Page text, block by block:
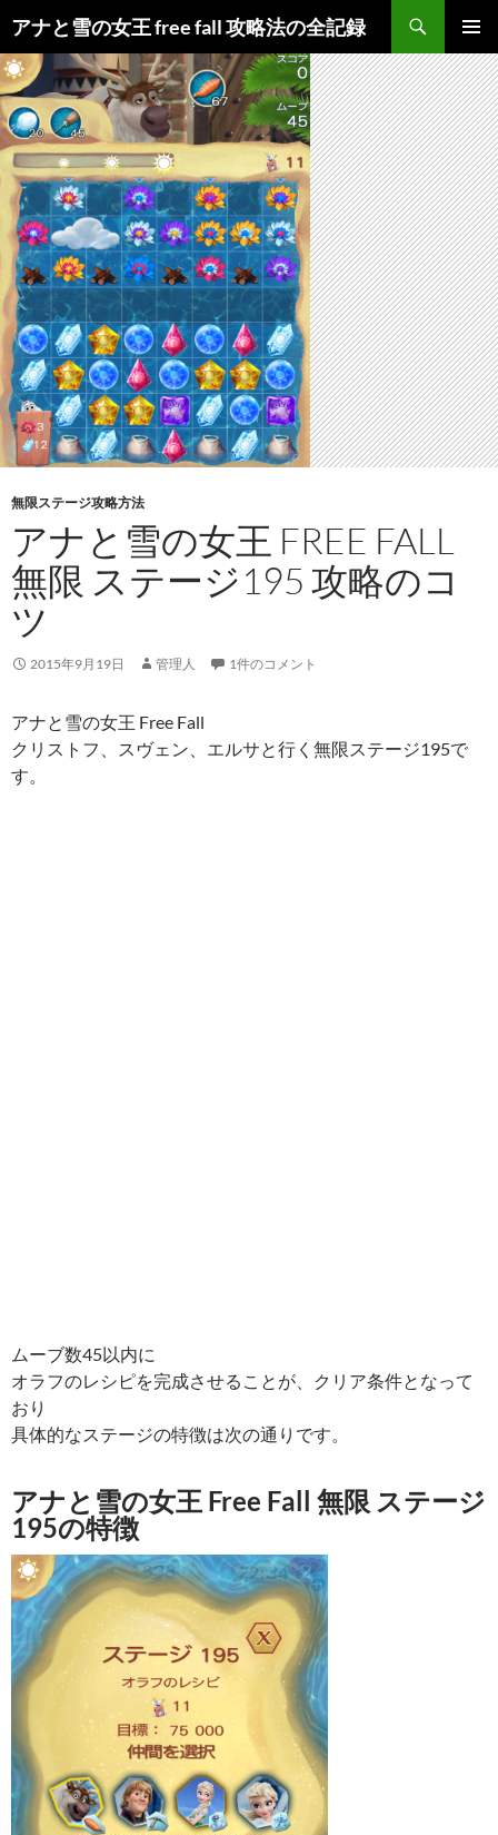
アナと雪の女王 free fall 攻略法の全記録
索
メインメ
ニュー
ン
テ
ン
ツ
へ
ス
キ
ッ
プ
無限ステージ攻略方法
アナと雪の女王 FREE FALL
無限 ステージ195 攻略のコ
ツ
2015年9月19日 管理人 1件のコメント
アナと雪の女王 Free Fall
クリストフ、スヴェン、エルサと行く無限ステージ195で
す。
ムーブ数45以内に
オラフのレシピを完成させることが、クリア条件となって
おり
具体的なステージの特徴は次の通りです。
アナと雪の女王 Free Fall 無限 ステージ
195の特徴